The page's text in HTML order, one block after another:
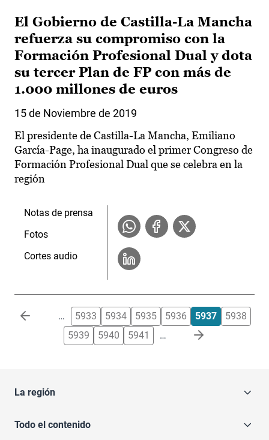
El Gobierno de Castilla-La Mancha
refuerza su compromiso con la
Formación Profesional Dual y dota
su tercer Plan de FP con más de
1.000 millones de euros
15 de Noviembre de 2019
El presidente de Castilla-La Mancha, Emiliano
García-Page, ha inaugurado el primer Congreso de
Formación Profesional Dual que se celebra en la
región
Notas de prensa
Fotos
Cortes audio
Paginación … 5933 5934 5935 5936 5937
5938
5939
5940 5941 …
La región
Todo el contenido